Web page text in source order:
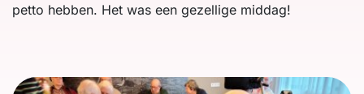
petto hebben. Het was een gezellige middag!